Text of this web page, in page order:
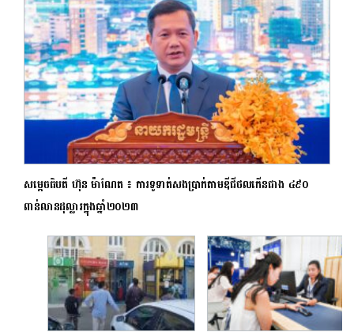
សម្តេចធិបតី ហ៊ុន ម៉ាណែត ៖ ការទូទាត់សងប្រាក់តាមឌីជីថលកើនជាង ៤៩០
ពាន់លានដុល្លារក្នុងឆ្នាំ២០២៣